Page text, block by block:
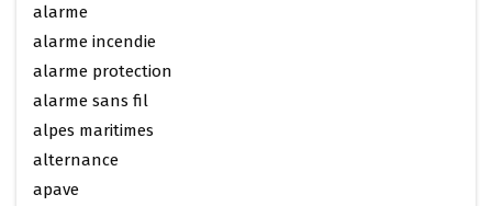
alarme
alarme incendie
alarme protection
alarme sans fil
alpes maritimes
alternance
apave